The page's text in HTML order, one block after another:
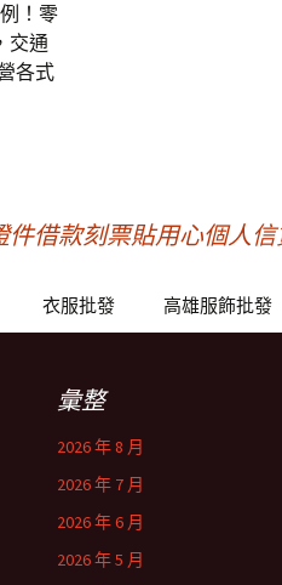
！零
交通
各式
件借款刻票貼用心個人
衣服批發 高雄服飾批發
彙整
2026 年 8 月
2026 年 7 月
2026 年 6 月
2026 年 5 月